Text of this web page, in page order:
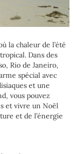
la chaleur de l’été
Dans des
Rio de Janeiro,
spécial avec
et une
vous pouvez
et vivre un Noël
et de l’énergie